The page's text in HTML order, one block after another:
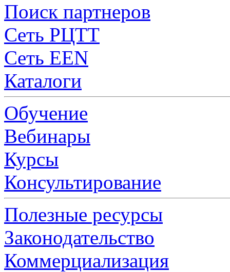
Поиск партнеров
Сеть РЦТТ
Сеть EEN
Каталоги
Обучение
Вебинары
Курсы
Консультирование
Полезные ресурсы
Законодательство
Коммерциализация